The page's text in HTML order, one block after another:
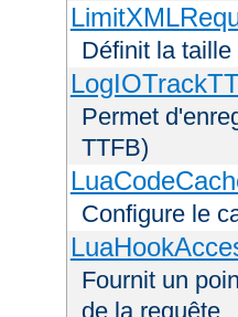
Définit la
Permet
TTFB)
Configure le
Fournit un
de la requête